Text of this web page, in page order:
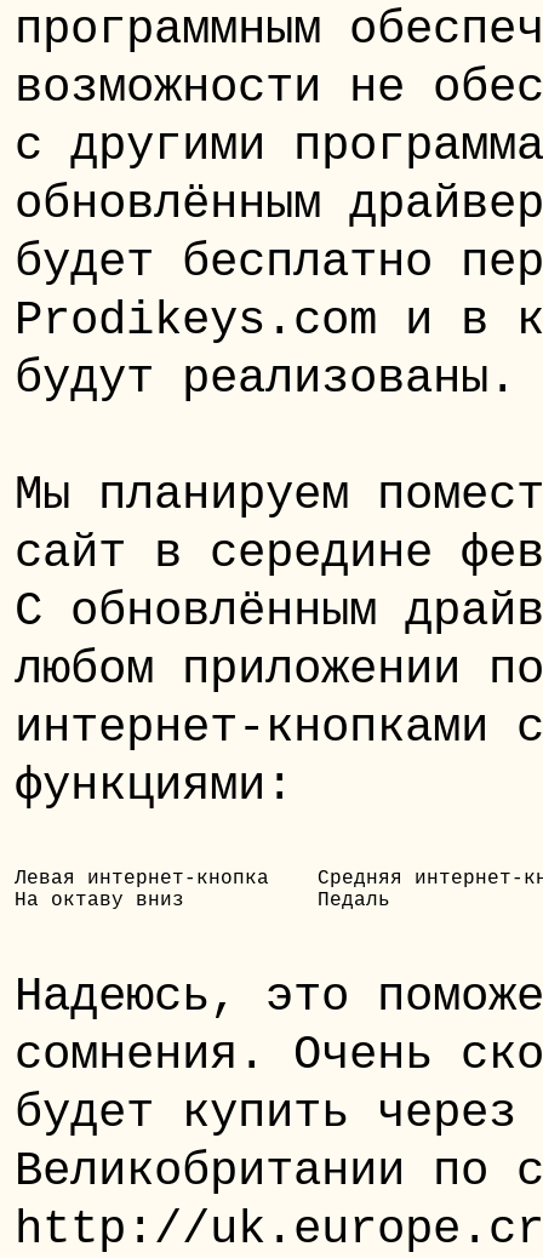
программным
возможности не
с другими
обновлённым
будет бесплатно
Prodikeys.com и в
будут реализованы.
Мы планируем
сайт в середине
С обновлённым
любом приложении
интернет-кнопками
функциями:
Левая интернет-кнопка    Средняя
На октаву вниз           Педаль
Надеюсь, это
сомнения. Очень
будет купить
Великобритании по
http://